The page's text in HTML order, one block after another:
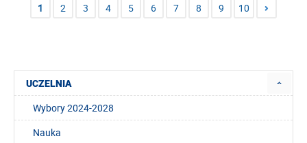
1 2 3 4 5 6 7 8 9 10
UCZELNIA
Wybory 2024-2028
Nauka